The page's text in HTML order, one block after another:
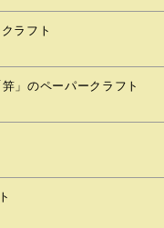
ラフト
」のペーパークラフト